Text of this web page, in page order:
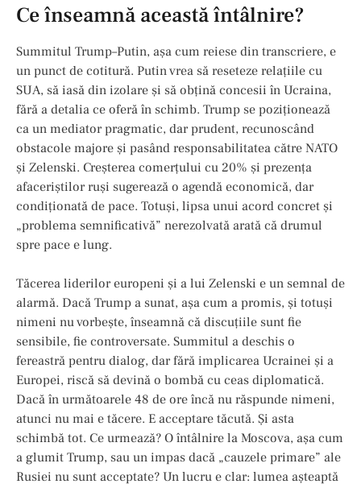
Ce înseamnă această întâlnire?
Summitul Trump–Putin, așa cum reiese din transcriere, e
un punct de cotitură. Putin vrea să reseteze relațiile cu
SUA, să iasă din izolare și să obțină concesii în Ucraina,
fără a detalia ce oferă în schimb. Trump se poziționează
ca un mediator pragmatic, dar prudent, recunoscând
obstacole majore și pasând responsabilitatea către NATO
și Zelenski. Creșterea comerțului cu 20% și prezența
afaceriștilor ruși sugerează o agendă economică, dar
condiționată de pace. Totuși, lipsa unui acord concret și
„problema semnificativă” nerezolvată arată că drumul
spre pace e lung.
Tăcerea liderilor europeni și a lui Zelenski e un semnal de
alarmă. Dacă Trump a sunat, așa cum a promis, și totuși
nimeni nu vorbește, înseamnă că discuțiile sunt fie
sensibile, fie controversate. Summitul a deschis o
fereastră pentru dialog, dar fără implicarea Ucrainei și a
Europei, riscă să devină o bombă cu ceas diplomatică.
Dacă în următoarele 48 de ore încă nu răspunde nimeni,
atunci nu mai e tăcere. E acceptare tăcută. Și asta
schimbă tot. Ce urmează? O întâlnire la Moscova, așa cum
a glumit Trump, sau un impas dacă „cauzele primare” ale
Rusiei nu sunt acceptate? Un lucru e clar: lumea așteaptă